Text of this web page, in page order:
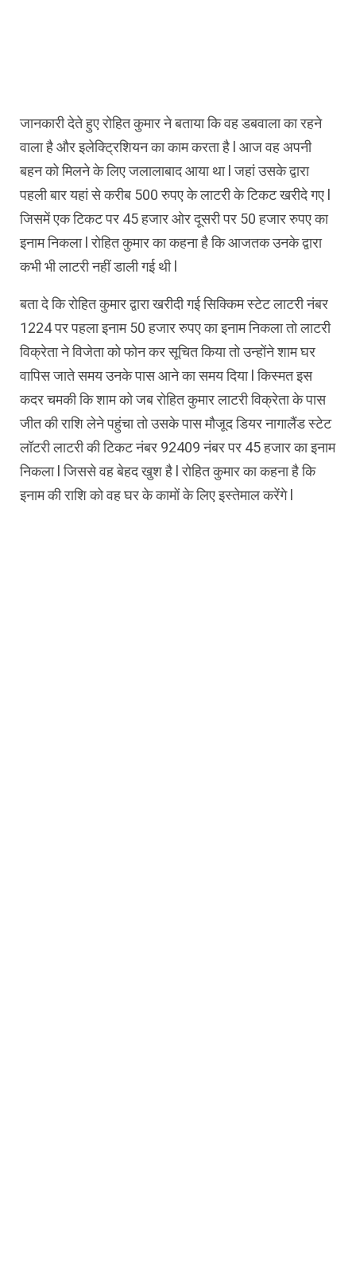
जानकारी देते हुए रोहित कुमार ने बताया कि वह डबवाला का रहने
वाला है और इलेक्ट्रिशियन का काम करता है l आज वह अपनी
बहन को मिलने के लिए जलालाबाद आया था l जहां उसके द्वारा
पहली बार यहां से करीब 500 रुपए के लाटरी के टिकट खरीदे गए l
जिसमें एक टिकट पर 45 हजार ओर दूसरी पर 50 हजार रुपए का
इनाम निकला l रोहित कुमार का कहना है कि आजतक उनके द्वारा
कभी भी लाटरी नहीं डाली गई थी l
बता दे कि रोहित कुमार द्वारा खरीदी गई सिक्किम स्टेट लाटरी नंबर
1224 पर पहला इनाम 50 हजार रुपए का इनाम निकला तो लाटरी
विक्रेता ने विजेता को फोन कर सूचित किया तो उन्होंने शाम घर
वापिस जाते समय उनके पास आने का समय दिया l किस्मत इस
कदर चमकी कि शाम को जब रोहित कुमार लाटरी विक्रेता के पास
जीत की राशि लेने पहुंचा तो उसके पास मौजूद डियर नागालैंड स्टेट
लॉटरी लाटरी की टिकट नंबर 92409 नंबर पर 45 हजार का इनाम
निकला l जिससे वह बेहद खुश है l रोहित कुमार का कहना है कि
इनाम की राशि को वह घर के कामों के लिए इस्तेमाल करेंगे l